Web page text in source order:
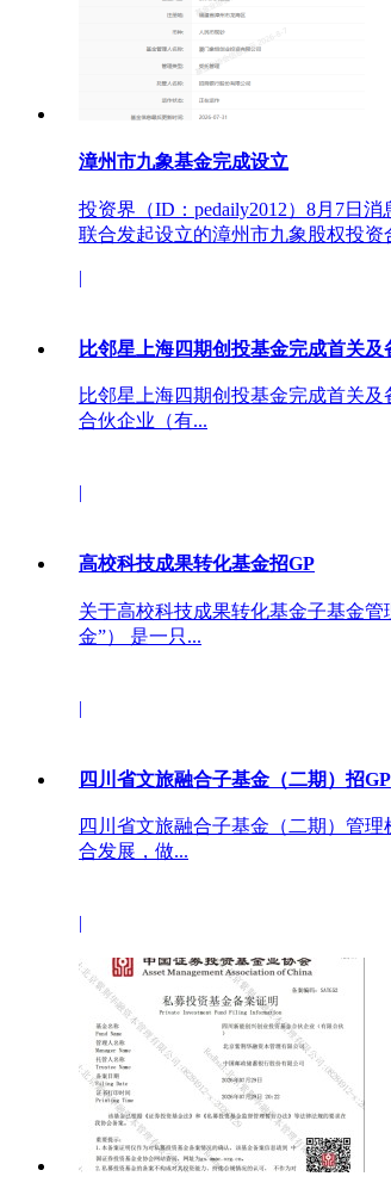
漳州市九象基金完成设立
投资界（ID：pedaily2012）8月7日
联合发起设立的漳州市九象股权投资
|
比邻星上海四期创投基金完成首关
比邻星上海四期创投基金完成首关
合伙企业（有...
|
高校科技成果转化基金招GP
关于高校科技成果转化基金子基金
金”） 是一只...
|
四川省文旅融合子基金（二期）招GP
四川省文旅融合子基金（二期）管
合发展，做...
|